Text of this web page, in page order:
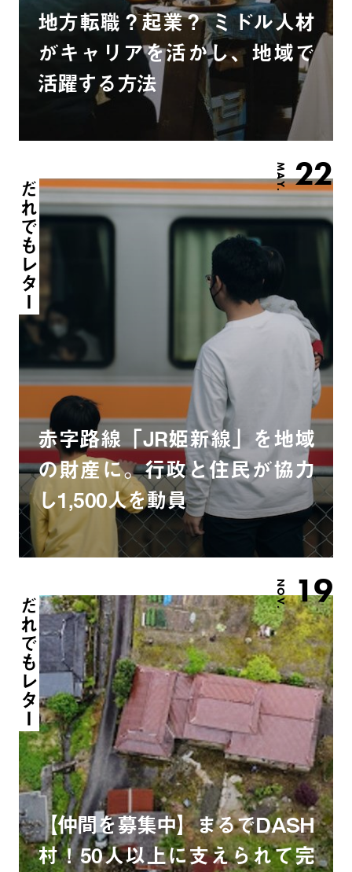
地方転職？起業？ ミドル人材
がキャリアを活かし、地域で
活躍する方法
MAY. 22
だれでもレター
赤字路線「JR姫新線」を地域
の財産に。行政と住民が協力
し1,500人を動員
NOV. 19
だれでもレター
【仲間を募集中】まるでDASH
村！50人以上に支えられて完